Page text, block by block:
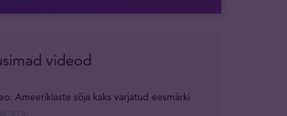
videod
Ameeriklaste sõja kaks varjatud eesmärki